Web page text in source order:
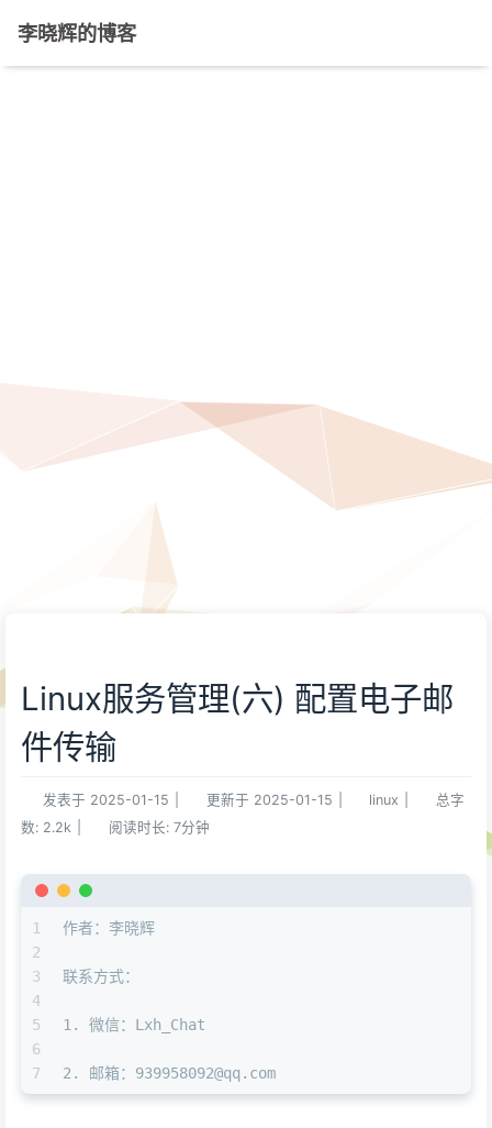
李晓辉的博客
Linux服务管理(六) 配置电子邮
件传输
发表于 2025-01-15 更新于 2025-01-15 linux
总字
数: 2.2k 阅读时长: 7分钟
1
2
3
4
5
6
7
作者：李晓辉
联系方式：
1. 微信：Lxh_Chat
2. 邮箱：939958092@qq.com